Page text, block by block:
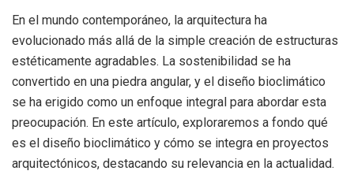
En el mundo contemporáneo, la arquitectura ha
evolucionado más allá de la simple creación de estructuras
estéticamente agradables. La sostenibilidad se ha
convertido en una piedra angular, y el diseño bioclimático
se ha erigido como un enfoque integral para abordar esta
preocupación. En este artículo, exploraremos a fondo qué
es el diseño bioclimático y cómo se integra en proyectos
arquitectónicos, destacando su relevancia en la actualidad.